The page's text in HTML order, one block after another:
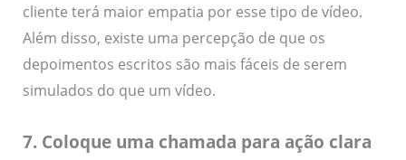
cliente terá maior empatia por esse tipo de vídeo.
Além disso, existe uma percepção de que os
depoimentos escritos são mais fáceis de serem
simulados do que um vídeo.
7. Coloque uma chamada para ação clara